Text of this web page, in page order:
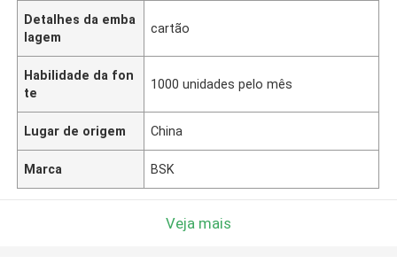
Detalhes da emba
lagem
cartão
Habilidade da fon
te
1000 unidades pelo mês
Lugar de origem China
Marca BSK
Veja mais